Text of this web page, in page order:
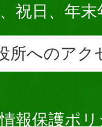
、祝日、年
所へのアク
報保護ポ